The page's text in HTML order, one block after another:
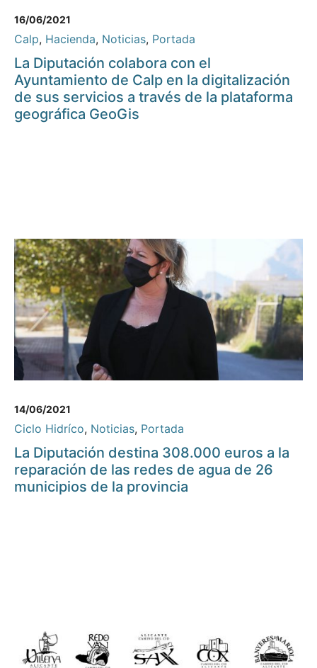
16/06/2021
Calp, Hacienda, Noticias, Portada
La Diputación colabora con el
Ayuntamiento de Calp en la digitalización
de sus servicios a través de la plataforma
geográfica GeoGis
14/06/2021
Ciclo Hidríco, Noticias, Portada
La Diputación destina 308.000 euros a la
reparación de las redes de agua de 26
municipios de la provincia